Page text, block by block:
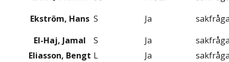
Ekström, Hans S Ja
El-Haj, Jamal
S Ja
Eliasson, Bengt L Ja